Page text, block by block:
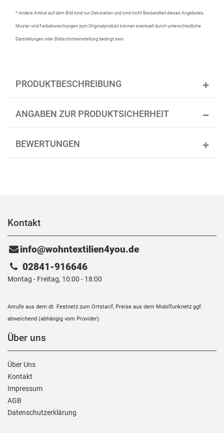
* Andere Artikel auf dem Bild sind nur Dekoration und sind nicht Bestandteil dieses Angebotes.
Muster und Farbabweichungen zum Originalprodukt können eventuell durch unterschiedliche
Darstellungen oder Bildschirmeinstellung bedingt sein.
PRODUKTBESCHREIBUNG
ANGABEN ZUR PRODUKTSICHERHEIT
BEWERTUNGEN
Kontakt
info@wohntextilien4you.de
02841-916646
Montag - Freitag, 10:00 - 18:00
Anrufe aus dem dt. Festnetz zum Ortstarif, Preise aus dem Mobilfunknetz ggf.
abweichend (abhängig vom Provider).
Über uns
Über Uns
Kontakt
Impressum
AGB
Daten­schutz­erklärung